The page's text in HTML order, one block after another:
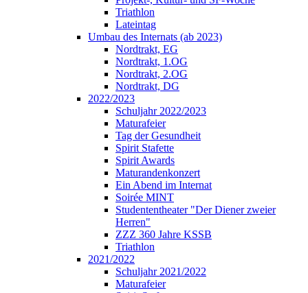
Triathlon
Lateintag
Umbau des Internats (ab 2023)
Nordtrakt, EG
Nordtrakt, 1.OG
Nordtrakt, 2.OG
Nordtrakt, DG
2022/2023
Schuljahr 2022/2023
Maturafeier
Tag der Gesundheit
Spirit Stafette
Spirit Awards
Maturandenkonzert
Ein Abend im Internat
Soirée MINT
Studententheater "Der Diener zweier
Herren"
ZZZ 360 Jahre KSSB
Triathlon
2021/2022
Schuljahr 2021/2022
Maturafeier